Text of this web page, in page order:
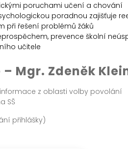
poruchami učení a chování
poradnou zajišťuje
řešení problémů žáků
prevence školní
učitele
Mgr. Zdeněk
z oblasti volby povolání
SŠ
přihlášky)